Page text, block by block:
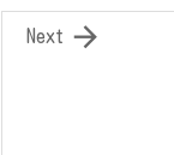

Next